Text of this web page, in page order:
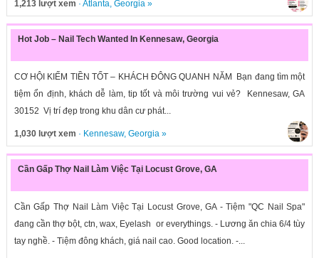
1,213 lượt xem · Atlanta, Georgia»
Hot Job – Nail Tech Wanted In Kennesaw, Georgia
CƠ HỘI KIẾM TIỀN TỐT – KHÁCH ĐÔNG QUANH NĂM Bạn đang tìm một
tiệm ổn định, khách dễ làm, tip tốt và môi trường vui vẻ? Kennesaw, GA
30152 Vị trí đẹp trong khu dân cư phát...
1,030 lượt xem · Kennesaw, Georgia»
Cần Gấp Thợ Nail Làm Việc Tại Locust Grove, GA
Cần Gấp Thợ Nail Làm Việc Tại Locust Grove, GA - Tiệm "QC Nail Spa"
đang cần thợ bột, ctn, wax, Eyelash or everythings. - Lương ăn chia 6/4 tùy
tay nghề. - Tiệm đông khách, giá nail cao. Good location. -...